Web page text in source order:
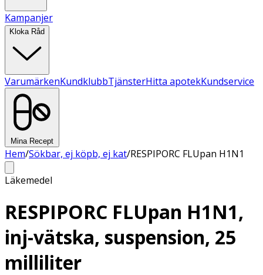
Kampanjer
Kloka Råd
VarumärkenKundklubbTjänsterHitta apotekKundservice
Mina Recept
Hem/Sökbar, ej köpb, ej kat/RESPIPORC FLUpan H1N1
Läkemedel
RESPIPORC FLUpan H1N1,
inj-vätska, suspension, 25
milliliter